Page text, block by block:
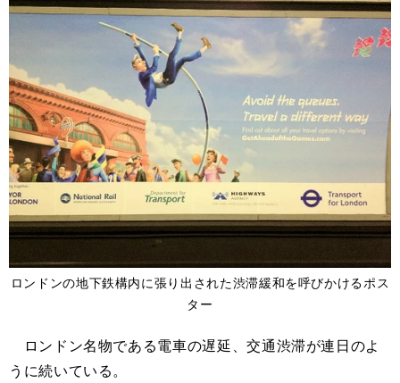
ロンドンの地下鉄構内に張り出された渋滞緩和を呼びかけるポス
ター
ロンドン名物である電車の遅延、交通渋滞が連日のよ
うに続いている。